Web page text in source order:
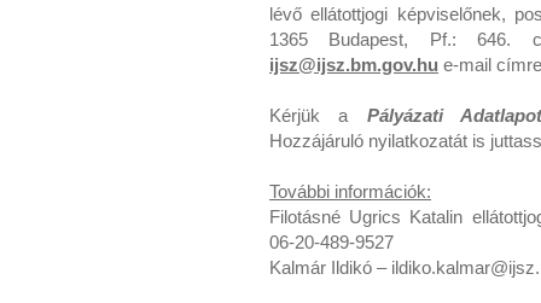
lévő ellátottjogi képviselőnek,
1365 Budapest, Pf.: 646.
ijsz@ijsz.bm.gov.hu e-mail
Kérjük a Pályázati
Hozzájáruló nyilatkozatát is
További információk:
Filotásné Ugrics Katalin
06-20-489-9527
Kalmár Ildikó –